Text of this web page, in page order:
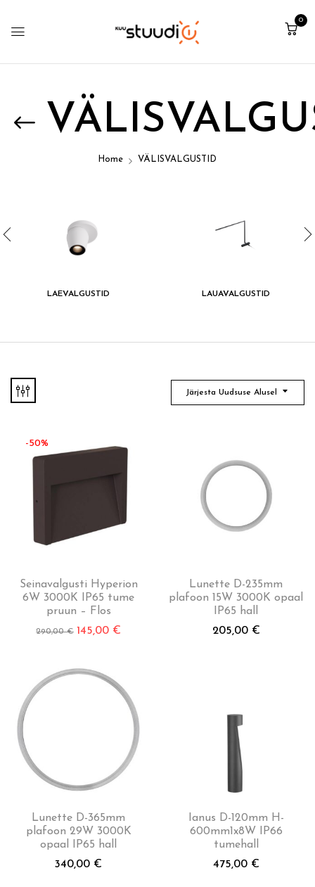
0
Home VÄLISVALGUSTID
LAEVALGUSTID LAUAVALGUSTID
Järjesta Uudsuse Alusel
-50%
Seinavalgusti Hyperion
6W 3000K IP65 tume
pruun – Flos
290,00€ 145,00 €
Lunette D-235mm
plafoon 15W 3000K opaal
IP65 hall
205,00 €
Lunette D-365mm
plafoon 29W 3000K
opaal IP65 hall
340,00 €
Ianus D-120mm H-
600mm1x8W IP66
tumehall
475,00 €